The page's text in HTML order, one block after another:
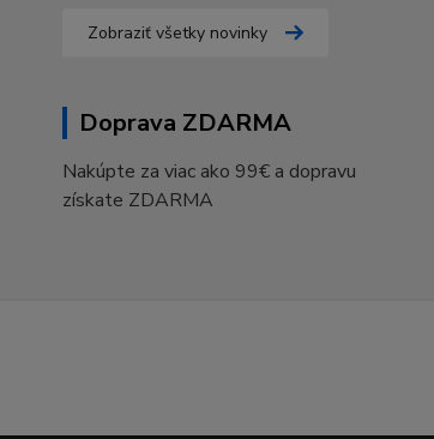
Zobraziť všetky novinky
Doprava ZDARMA
Nakúpte za viac ako 99€ a dopravu
získate ZDARMA